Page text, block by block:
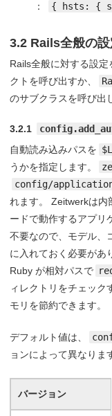
：
{ hsts: {
3.2 Rails全般の設
Rails全般に対する設定
クトを呼び出すか、
のサブクラスを呼び出
3.2.1
自動読み込みパスを
うかを指定します。
config/
れます。 Zeitwerkは内
ードで動作するアプリ
不要なので、モデル、
に入れておく必要があ
Ruby が相対パスで
ィレクトリをチェック
モリを節約できます。
デフォルト値は、
ョンによって異なりま
バージョン